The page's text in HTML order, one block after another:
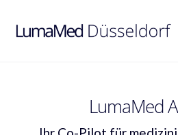
LumaMed